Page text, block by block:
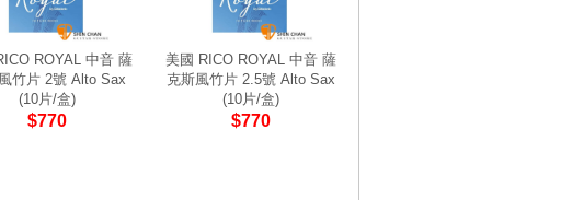
ROYAL 中音 薩
竹片 2號 Alto Sax
(10片/盒)
$770
美國 RICO ROYAL 中音 薩
克斯風竹片 2.5號 Alto Sax
(10片/盒)
$770